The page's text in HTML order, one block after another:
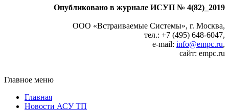
Опубликовано в журнале ИСУП № 4(82)_2019
ООО «Встраиваемые Cистемы», г. Москва,
тел.: +7 (495) 648‑6047,
e‑mail: info@empc.ru,
сайт: empc.ru
Главное меню
Главная
Новости АСУ ТП